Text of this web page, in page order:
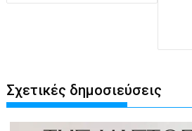
Σχετικές δημοσιεύσεις